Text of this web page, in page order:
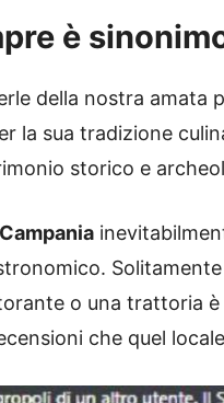
è
della nostra amata
la sua tradizione
storico e
Campania
o una trattoria
che quel